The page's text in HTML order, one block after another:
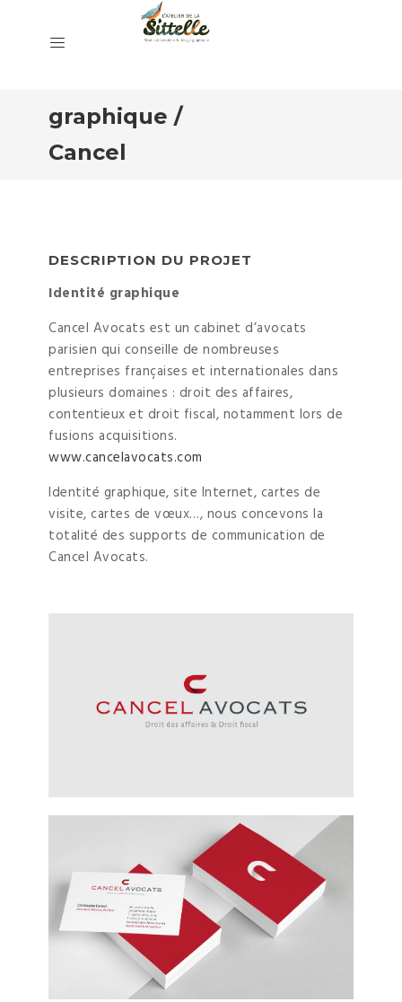
graphique /
Cancel
DESCRIPTION DU PROJET
Identité graphique
Cancel Avocats est un cabinet d’avocats
parisien qui conseille de nombreuses
entreprises françaises et internationales dans
plusieurs domaines : droit des affaires,
contentieux et droit fiscal, notamment lors de
fusions acquisitions.
www.cancelavocats.com
Identité graphique, site Internet, cartes de
visite, cartes de vœux…, nous concevons la
totalité des supports de communication de
Cancel Avocats.